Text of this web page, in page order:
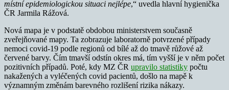
místní epidemiologickou situaci nejlépe,“ uvedla hlavní hygienička
ČR Jarmila Rážová.
Nová mapa je v podstatě obdobou ministerstvem současně
zveřejňované mapy. Ta zobrazuje laboratorně potvrzené případy
nemoci covid-19 podle regionů od bílé až do tmavě růžové až
červené barvy. Čím tmavší odstín okres má, tím vyšší je v něm počet
pozitivních případů. Poté, kdy MZ ČR upravilo statistiky počtu
nakažených a vyléčených covid pacientů, došlo na mapě k
významným změnám barevného rozlišení rizika nákazy.